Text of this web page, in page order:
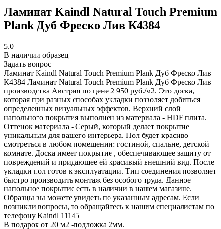
Ламинат Kaindl Natural Touch Premium
Plank Дуб Фреско Лив К4384
5.0
В наличии образец
Задать вопрос
Ламинат Kaindl Natural Touch Premium Plank Дуб Фреско Лив
К4384 Ламинат Natural Touch Premium Plank Дуб Фреско Лив
производства Австрия по цене 2 950 руб./м2. Это доска,
которая при разных способах укладки позволяет добиться
определенных визуальных эффектов. Верхний слой
напольного покрытия выполнен из материала - HDF плита.
Оттенок материала - Серый, который делает покрытие
уникальным для вашего интерьера. Пол будет красиво
смотреться в любом помещении: гостиной, спальне, детской
комнате. Доска имеет покрытие , обеспечивающее защиту от
повреждений и придающее ей красивый внешний вид. После
укладки пол готов к эксплуатации. Тип соединения позволяет
быстро производить монтаж без особого труда. Данное
напольное покрытие есть в наличии в нашем магазине.
Образцы вы можете увидеть по указанным адресам. Если
возникли вопросы, то обращайтесь к нашим специалистам по
телефону Kaindl 11145
В подарок от 20 м2 -подложка 2мм.